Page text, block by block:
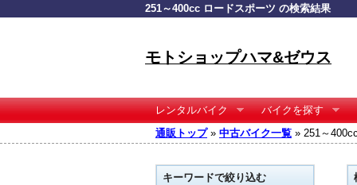
251～400cc ロードスポーツ の検索結果
モトショップハマ&ゼウス
レンタルバイク
バイクを探す
通販トップ» 中古バイク一覧 » 251～
キーワードで絞り込む